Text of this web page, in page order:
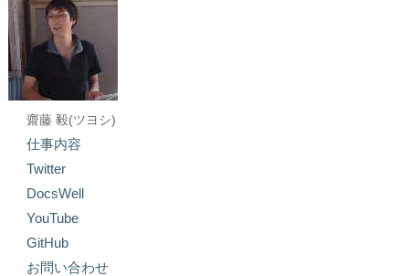
齋藤 毅(ツヨシ)
仕事内容
Twitter
DocsWell
YouTube
GitHub
お問い合わせ